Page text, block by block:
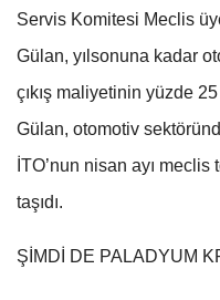
Servis Komitesi Meclis
Gülan, yılsonuna kadar
çıkış maliyetinin yüzde
Gülan, otomotiv
İTO’nun nisan ayı
taşıdı.
ŞİMDİ DE PALADYUM